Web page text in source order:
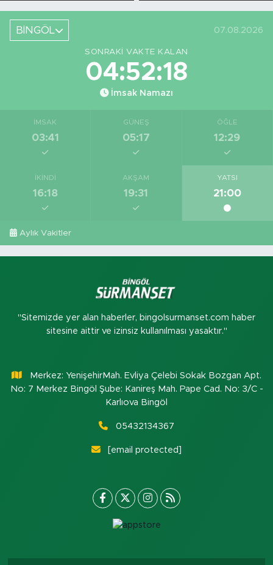
Başladı
Bingöl'deki O
BİNGÖL 07.08.2026
SONRAKI VAKTE KALAN
04:52:17
İmsak Namazı
İMSAK
03:41
GÜNEŞ
05:17
ÖĞLE
12:29
İKINDI
16:18
AKŞAM
19:31
YATSI
21:00
Aylık Vakitler
"Sitemizde yer alan haberler, bingolsurmanset.com haber
sitesine aittir ve izinsiz kullanılması yasaktır."
Merkez: YenişehirMah. Evliya Çelebi Sokak Bozgan Apt.
No: 7 Merkez Bingöl Şube: Kanireş Mah. Pape Cad. No: 3/C -
Karlıova Bingöl
05432134367
[email protected]